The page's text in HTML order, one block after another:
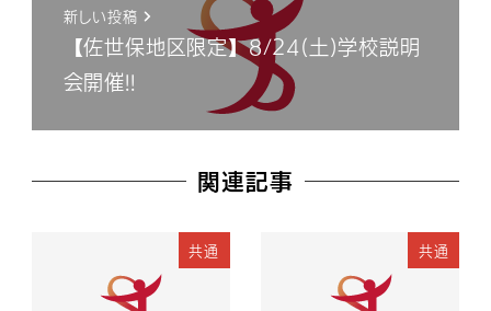
新しい投稿
【佐世保地区限定】8/24(土)学校説明
会開催!!
関連記事
共通 共通